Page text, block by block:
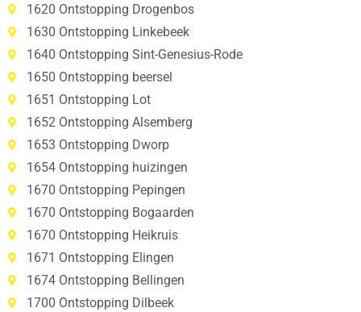
1620 Ontstopping Drogenbos
1630 Ontstopping Linkebeek
1640 Ontstopping Sint-Genesius-Rode
1650 Ontstopping beersel
1651 Ontstopping Lot
1652 Ontstopping Alsemberg
1653 Ontstopping Dworp
1654 Ontstopping huizingen
1670 Ontstopping Pepingen
1670 Ontstopping Bogaarden
1670 Ontstopping Heikruis
1671 Ontstopping Elingen
1674 Ontstopping Bellingen
1700 Ontstopping Dilbeek